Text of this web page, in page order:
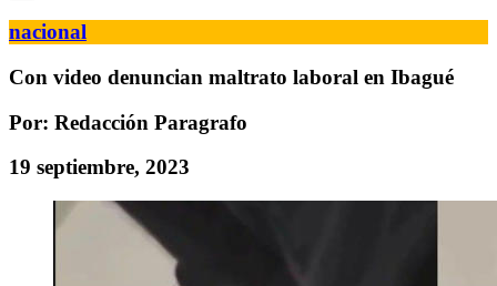
nacional
Con video denuncian maltrato laboral en Ibagué
Por: Redacción Paragrafo
19 septiembre, 2023